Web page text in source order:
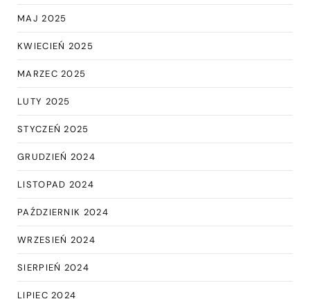
MAJ 2025
KWIECIEŃ 2025
MARZEC 2025
LUTY 2025
STYCZEŃ 2025
GRUDZIEŃ 2024
LISTOPAD 2024
PAŹDZIERNIK 2024
WRZESIEŃ 2024
SIERPIEŃ 2024
LIPIEC 2024